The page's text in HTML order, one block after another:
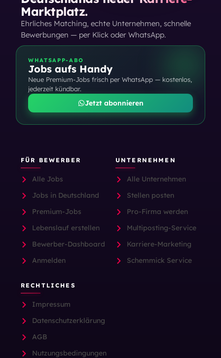
Marktplatz.
Ehrliches Matching, echte Unternehmen, schnelle
Bewerbungen — per Klick oder WhatsApp.
WHATSAPP-ABO
Jobs aufs Handy
Neue Premium-Jobs frisch per WhatsApp — kostenlos,
jederzeit kündbar.
Jetzt abonnieren
FÜR BEWERBER
Alle Jobs
Jobs in Deutschland
Premium-Jobs
Lebenslauf erstellen
Bewerber-Dashboard
Anmelden
UNTERNEHMEN
Alle Unternehmen
Stellen posten
Pro-Firma werden
Multiposting-Service
Karriere-Marketing
Schemmick Service
RECHTLICHES
Impressum
Datenschutzerklärung
AGB
Nutzungsbedingungen